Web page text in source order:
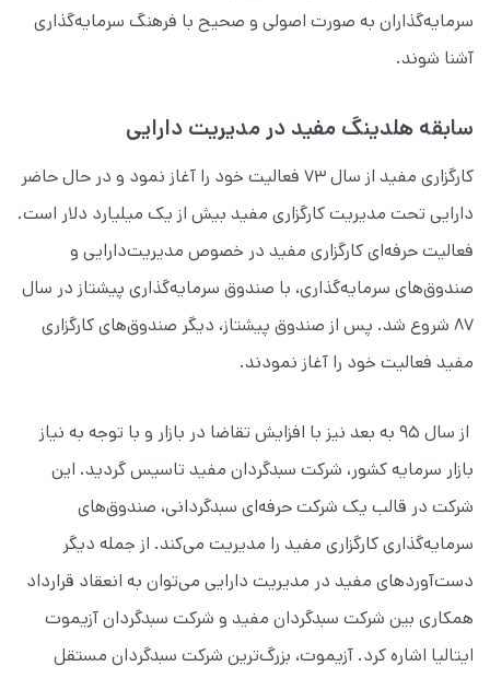
سرمایه‌گذاران به صورت اصولی و صحیح با فرهنگ سرمایه‌گذاری
آشنا شوند.
سابقه هلدینگ مفید در مدیریت دارایی
کارگزاری مفید از سال ۷۳ فعالیت خود را آغاز نمود و در حال حاضر
دارایی تحت مدیریت کارگزاری مفید بیش از یک‌ میلیارد دلار است.
فعالیت حرفه‌ای کارگزاری مفید در خصوص مدیریت‌دارایی و
صندوق‌های سرمایه‌گذاری، با صندوق سرمایه‌گذاری پیشتاز در سال
۸۷ شروع شد. پس از صندوق پیشتاز، دیگر صندوق‌های کارگزاری
مفید فعالیت خود را آغاز نمودند.
از سال ۹۵ به بعد نیز با افزایش تقاضا در بازار و با توجه به نیاز
بازار سرمایه کشور، شرکت سبدگردان مفید تاسیس گردید. این
شرکت در قالب یک شرکت حرفه‌ای سبدگردانی، صندوق‌های
سرمایه‌گذاری کارگزاری مفید را مدیریت می‌کند. از جمله دیگر
دست‌آورد‌های مفید در مدیریت دارایی می‌توان به انعقاد قرارداد
همکاری بین شرکت سبدگردان مفید و شرکت سبدگردان آزیموت
ایتالیا اشاره کرد. آزیموت، بزرگ‌ترین شرکت سبد‌گردان مستقل